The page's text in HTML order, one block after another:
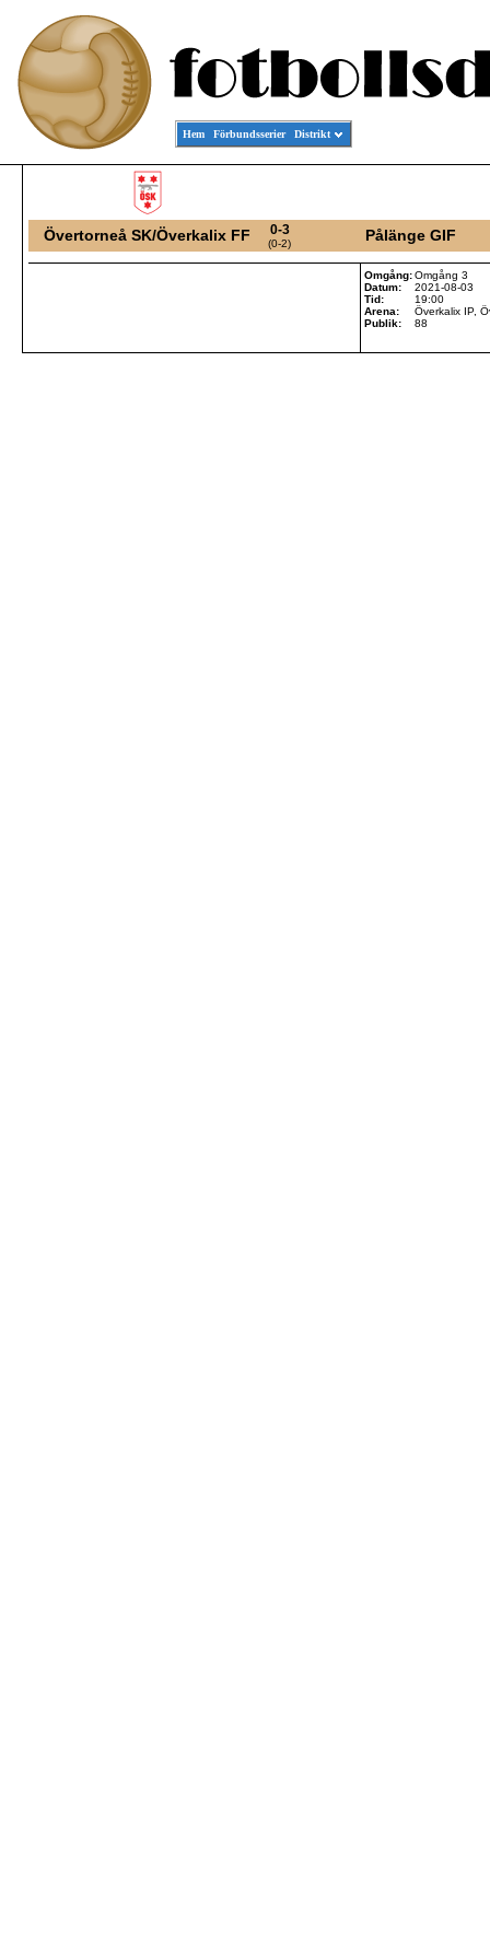
Hem Förbundsserier Distrikt
Övertorneå SK/Överkalix FF 0-3
(0-2) Pålänge GIF
Omgång:Omgång 3
Datum:
2021-08-03
Tid:
19:00
Arena:
Överkalix IP,
Publik:
88